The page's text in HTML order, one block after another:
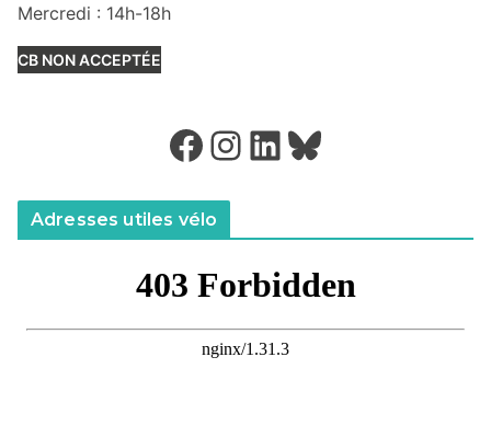
Mercredi : 14h-18h
CB NON ACCEPTÉE
Facebook Instagram LinkedIn Bluesky
Adresses utiles vélo